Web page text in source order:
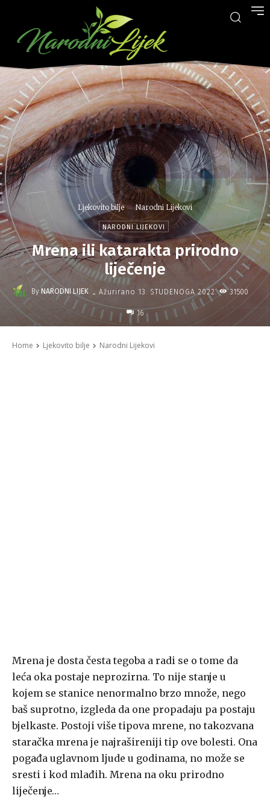
Ljekovito bilje Narodni Lijekovi
NARODNI LIJEKOVI
Mrena ili katarakta prirodno
liječenje
By NARODNI LIJEK - Ažurirano 13. STUDENOGA 2022. 31500
16
Home Ljekovito bilje Narodni Lijekovi
Mrena je dosta česta tegoba a radi se o tome da
leća oka postaje neprozirna. To nije stanje u
kojem se stanice nenormalno brzo množe, nego
baš suprotno, izgleda da one propadaju pa postaju
bjelkaste. Postoji više tipova mrene, no takozvana
staračka mrena je najrašireniji tip ove bolesti. Ona
pogađa uglavnom ljude u godinama, no može se
sresti i kod mlađih. Mrena na oku prirodno
liječenje…